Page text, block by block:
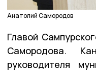
Анатолий Самородов
Главой
Самородова.
руководителя